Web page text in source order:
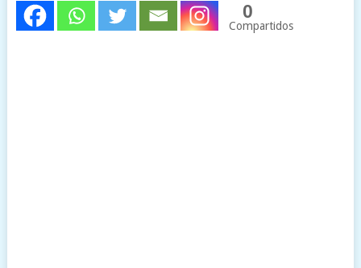
0
Compartidos